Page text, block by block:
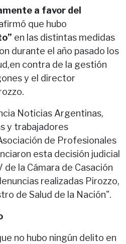
a favor del
que hubo
en las distintas medidas
durante el año pasado los
contra de la gestión
y el director
Noticias Argentinas,
y trabajadores
de Profesionales
esta decisión judicial
de la Cámara de Casación
realizadas Pirozzo,
de Salud de la Nación".
no hubo ningún delito en